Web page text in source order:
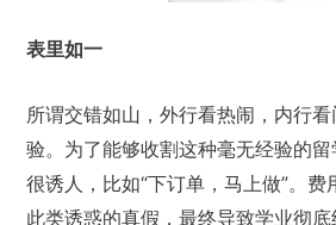
表里如一
所谓交错如山，外行看热闹，内行
验。为了能够收割这种毫无经验的
很诱人，比如“下订单，马上做”。
此类诱惑的真假，最终导致学业彻